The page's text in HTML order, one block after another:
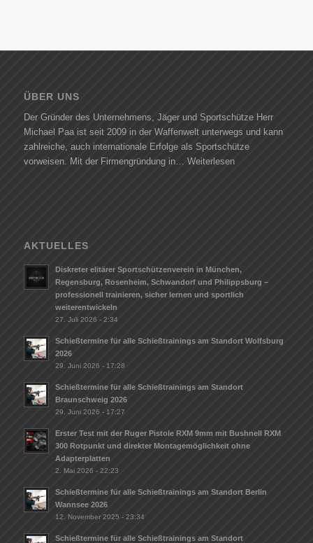
ÜBER UNS
Der Gründer des Unternehmens, Jäger und Sportschütze Herr
Michael Paa ist seit 2009 in der Waffenwelt unterwegs und kann
zahlreiche, auch internationale Erfolge als Sportschütze
vorweisen. Mit der Firmengründung in… Weiterlesen
AKTUELLES
Diskreter elitärer Sportschützenverein in München,
Regensburg, Rosenheim, Schwandorf und Philippsburg –
professionell trainieren, sicher lernen und sportlich
weiterentwickeln
27. Juli 2026 - 2:34
Schießtermine für alle Schießtrainings am Standort Wolfsburg
2026
29. Juni 2026 - 17:28
Schießtermine für alle Schießtrainings am Standort
Braunschweig 2026
29. Juni 2026 - 17:27
Erster Test mit der Ruger Pistole RXM 9mm mit Bushnell RXM
300 Rotpunkt und direkter Montagemöglichkeit ohne
Adapterplatten
2. Mai 2026 - 22:23
Schießtermine für alle Schießtrainings am Standort Berlin
Wannsee 2026
12. November 2025 - 23:34
Schießtermine für alle Schießtrainings am Standort